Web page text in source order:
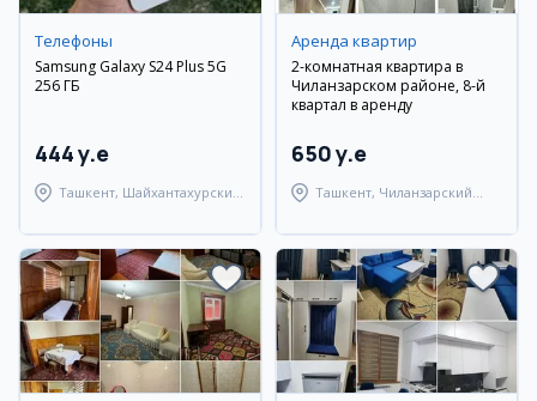
Телефоны
Samsung Galaxy S24 Plus 5G
256 ГБ
444 y.e
Ташкент, Шайхантахурский
Аренда квартир
2-комнатная квартира в
Чиланзарском районе, 8-й
квартал в аренду
650 y.e
Ташкент, Чиланзарский